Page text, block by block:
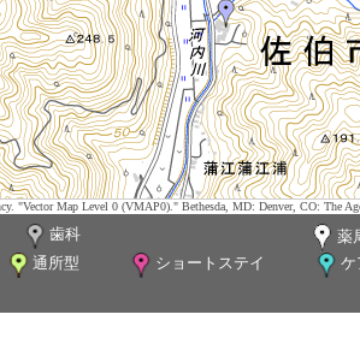
"Vector Map Level 0 (VMAP0)." Bethesda, MD: Denver, CO: The
歯科
薬
通所型 ショートステイ
ケ